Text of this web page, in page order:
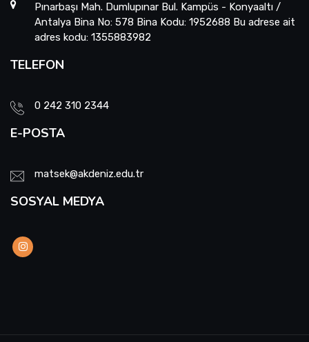
Pınarbaşı Mah. Dumlupınar Bul. Kampüs - Konyaaltı /
Antalya Bina No: 578 Bina Kodu: 1952688 Bu adrese ait
adres kodu: 1355883982
TELEFON
0 242 310 2344
E-POSTA
matsek@akdeniz.edu.tr
SOSYAL MEDYA
Üyesi